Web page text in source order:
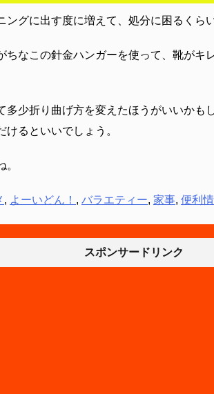
ングに出す度に増えて、処分に困るくら
ちなこの針金ハンガーを使って、靴がキ
多少折り曲げ方を変えたほうがいいかも
けるといいでしょう。
, よーいどん！ , バラエティー, 家事, 便利
スポンサードリンク